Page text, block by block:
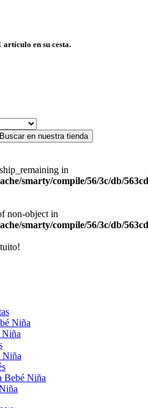
artículo en su cesta.
Buscar en nuestra tienda
in
smarty/compile/56/3c/db/
non-object in
smarty/compile/56/3c/db/
Niña
Niña
Niña
Bebé Niña